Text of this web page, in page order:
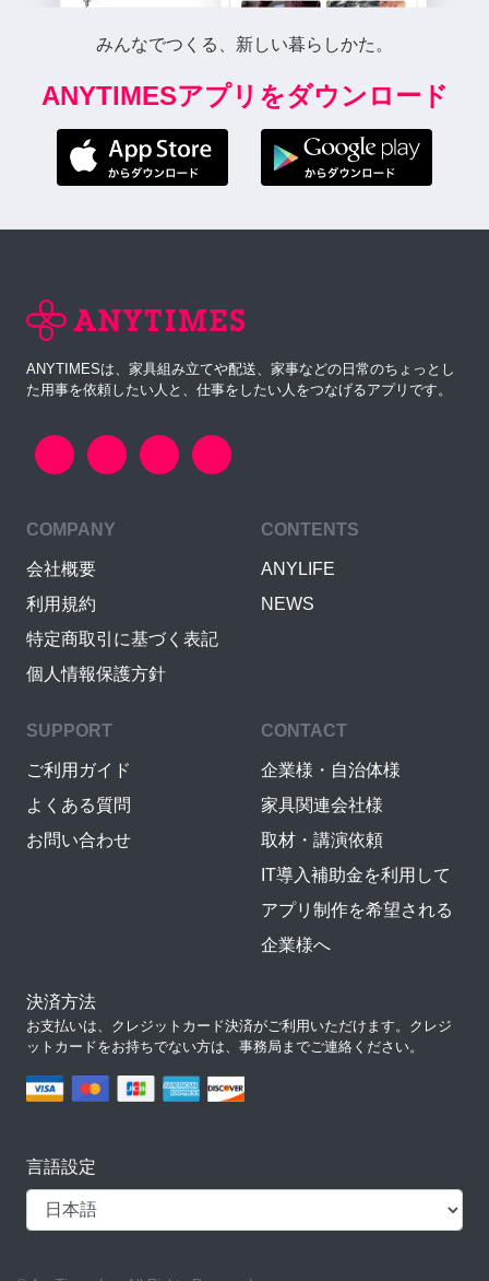
みんなでつくる、新しい暮らしかた。
ANYTIMESアプリをダウンロード
ANYTIMESは、家具組み立てや配送、家事などの日常のちょっとし
た用事を依頼したい人と、仕事をしたい人をつなげるアプリです。
COMPANY
会社概要
利用規約
特定商取引に基づく表記
個人情報保護方針
CONTENTS
ANYLIFE
NEWS
SUPPORT
ご利用ガイド
よくある質問
お問い合わせ
CONTACT
企業様・自治体様
家具関連会社様
取材・講演依頼
IT導入補助金を利用して
アプリ制作を希望される
企業様へ
決済方法
お支払いは、クレジットカード決済がご利用いただけます。クレジ
ットカードをお持ちでない方は、事務局までご連絡ください。
言語設定